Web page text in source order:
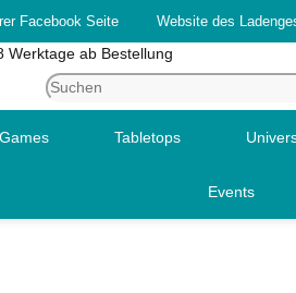
Facebook Seite Website des
Werktage ab Bestellung
Tabletops
Events